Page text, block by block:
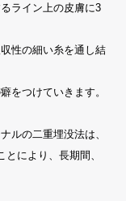
ライン上の皮膚に3
性の細い糸を通し結
をつけていきます。
ルの二重埋没法は、
により、長期間、